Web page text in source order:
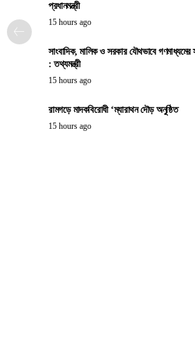
প্রধানমন্ত্রী
15 hours ago
সাংবাদিক, মালিক ও সরকার যৌথভাবে গণমাধ্যমের
: তথ্যমন্ত্রী
15 hours ago
রামগড়ে মাদকবিরোধী ‘ম্যারাথন দৌড় অনুষ্ঠিত
15 hours ago